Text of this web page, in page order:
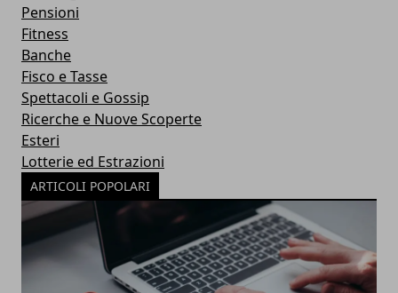
Pensioni
Fitness
Banche
Fisco e Tasse
Spettacoli e Gossip
Ricerche e Nuove Scoperte
Esteri
Lotterie ed Estrazioni
ARTICOLI POPOLARI